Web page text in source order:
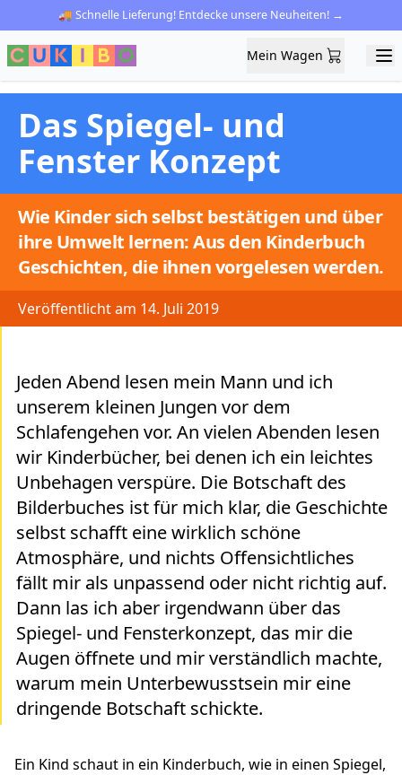
🚚 Schnelle Lieferung! Entdecke unsere Neuheiten! →
Mein Wagen
Mein Wagen
Das Spiegel- und
Fenster Konzept
Wie Kinder sich selbst bestätigen und über
ihre Umwelt lernen: Aus den Kinderbuch
Geschichten, die ihnen vorgelesen werden.
Veröffentlicht am 14. Juli 2019
Jeden Abend lesen mein Mann und ich
unserem kleinen Jungen vor dem
Schlafengehen vor. An vielen Abenden lesen
wir Kinderbücher, bei denen ich ein leichtes
Unbehagen verspüre. Die Botschaft des
Bilderbuches ist für mich klar, die Geschichte
selbst schafft eine wirklich schöne
Atmosphäre, und nichts Offensichtliches
fällt mir als unpassend oder nicht richtig auf.
Dann las ich aber irgendwann über das
Spiegel- und Fensterkonzept, das mir die
Augen öffnete und mir verständlich machte,
warum mein Unterbewusstsein mir eine
dringende Botschaft schickte.
Ein Kind schaut in ein Kinderbuch, wie in einen Spiegel,